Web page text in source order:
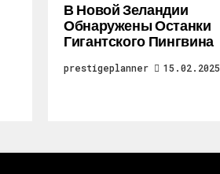
В Новой Зеландии
Обнаружены Останки
Гигантского Пингвина
prestigeplanner 15.02.2025